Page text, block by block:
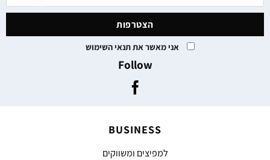
אני מאשר את תנאי השימוש
Follow
BUSINESS
למפיצים ומשווקים